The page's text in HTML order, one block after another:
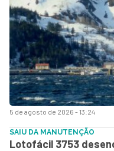
5 de agosto de 2026 - 13:24
SAIU DA MANUTENÇÃO
Lotofácil 3753